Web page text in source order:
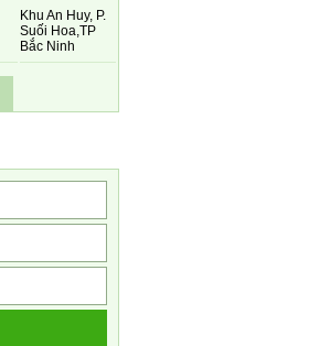
Khu An Huy, P.
Suối Hoa,TP
Bắc Ninh